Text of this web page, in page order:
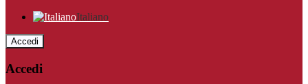
Italiano
Accedi
Accedi